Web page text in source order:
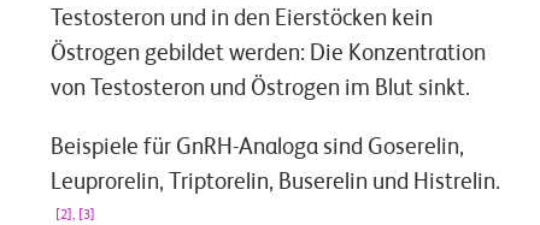
Testosteron und in den Eierstöcken kein
Östrogen gebildet werden: Die Konzentration
von Testosteron und Östrogen im Blut sinkt.
Beispiele für GnRH-Analoga sind Goserelin,
Leuprorelin, Triptorelin, Buserelin und Histrelin.
[2], [3]